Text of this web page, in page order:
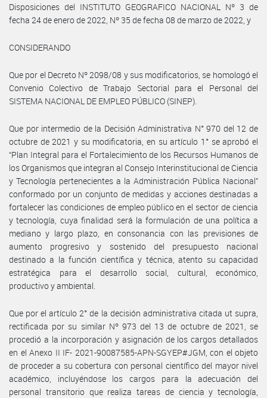
Disposiciones del INSTITUTO GEOGRAFICO NACIONAL Nº 3 de
fecha 24 de enero de 2022, Nº 35 de fecha 08 de marzo de 2022, y
CONSIDERANDO
Que por el Decreto Nº 2098/08 y sus modificatorios, se homologó el
Convenio Colectivo de Trabajo Sectorial para el Personal del
SISTEMA NACIONAL DE EMPLEO PÚBLICO (SINEP).
Que por intermedio de la Decisión Administrativa N° 970 del 12 de
octubre de 2021 y su modificatoria, en su artículo 1° se aprobó el
“Plan Integral para el Fortalecimiento de los Recursos Humanos de
los Organismos que integran al Consejo Interinstitucional de Ciencia
y Tecnología pertenecientes a la Administración Pública Nacional”
conformado por un conjunto de medidas y acciones destinadas a
fortalecer las condiciones de empleo público en el sector de ciencia
y tecnología, cuya finalidad será la formulación de una política a
mediano y largo plazo, en consonancia con las previsiones de
aumento progresivo y sostenido del presupuesto nacional
destinado a la función científica y técnica, atento su capacidad
estratégica para el desarrollo social, cultural, económico,
productivo y ambiental.
Que por el artículo 2° de la decisión administrativa citada ut supra,
rectificada por su similar Nº 973 del 13 de octubre de 2021, se
procedió a la incorporación y asignación de los cargos detallados
en el Anexo II IF- 2021-90087585-APN-SGYEP#JGM, con el objeto
de proceder a su cobertura con personal científico del mayor nivel
académico, incluyéndose los cargos para la adecuación del
personal transitorio que realiza tareas de ciencia y tecnología,